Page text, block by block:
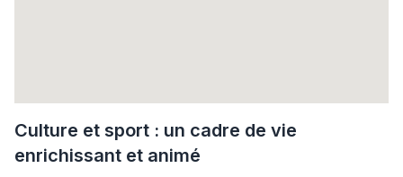
Culture et sport : un cadre de vie
enrichissant et animé